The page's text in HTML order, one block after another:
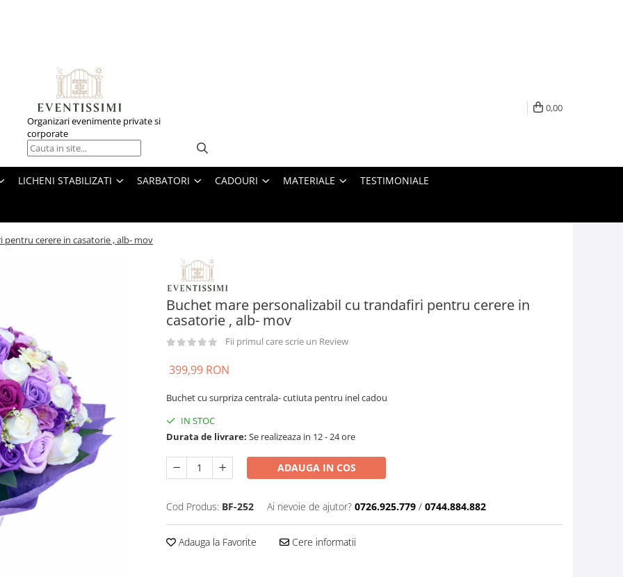
Organizari evenimente private si
corporate
0,00
LICHENI STABILIZATI SARBATORI CADOURI MATERIALE TESTIMONIALE
cerere in casatorie , alb- mov
Buchet mare personalizabil cu trandafiri pentru cerere in
casatorie , alb- mov
Fii primul care scrie un Review
399,99 RON
Buchet cu surpriza centrala- cutiuta pentru inel cadou
IN STOC
Durata de livrare: Se realizeaza in 12 - 24 ore
ADAUGA IN COS
Cod Produs: BF-252 Ai nevoie de ajutor? 0726.925.779 / 0744.884.882
Adauga la Favorite Cere informatii